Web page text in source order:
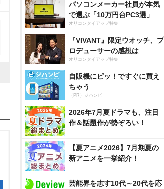
パソコンメーカー社員が本気
で選ぶ「10万円台PC3選」
オリコンタイアップ特集
『VIVANT』限定ウオッチ、プ
ロデューサーの感想は
オリコンタイアップ特集
自販機にピッ！ですぐに買え
ちゃう
（PR）ジハンピ
2026年7月夏ドラマも、注目
作＆話題作が勢ぞろい！
【夏アニメ2026】7月期夏の
新アニメを一挙紹介！
芸能界を志す10代～20代を応